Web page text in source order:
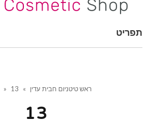
Toggle
תפריט
» ראש טיטניום חבית עדין »
13
13